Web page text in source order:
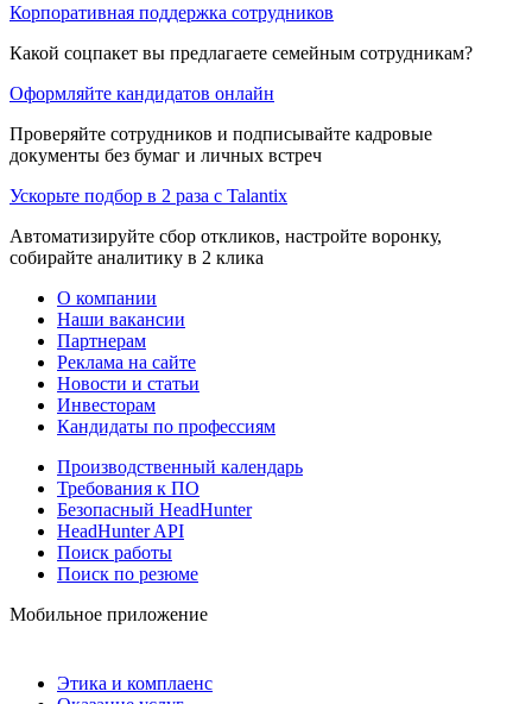
Корпоративная поддержка сотрудников
Какой соцпакет вы предлагаете семейным сотрудникам?
Оформляйте кандидатов онлайн
Проверяйте сотрудников и подписывайте кадровые
документы без бумаг и личных встреч
Ускорьте подбор в 2 раза с Talantix
Автоматизируйте сбор откликов, настройте воронку,
собирайте аналитику в 2 клика
О компании
Наши вакансии
Партнерам
Реклама на сайте
Новости и статьи
Инвесторам
Кандидаты по профессиям
Производственный календарь
Требования к ПО
Безопасный HeadHunter
HeadHunter API
Поиск работы
Поиск по резюме
Мобильное приложение
Этика и комплаенс